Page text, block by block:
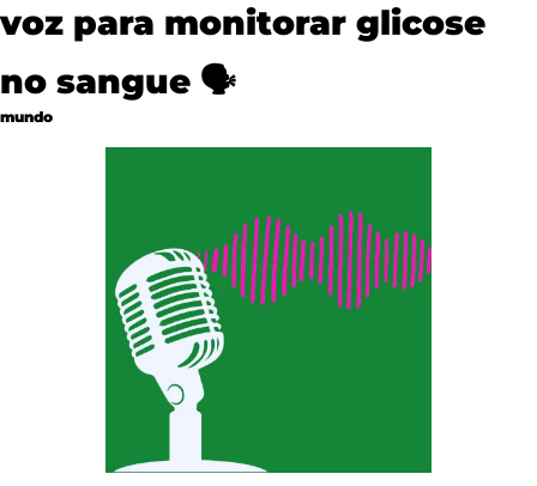
voz para monitorar glicose
no sangue 🗣
mundo